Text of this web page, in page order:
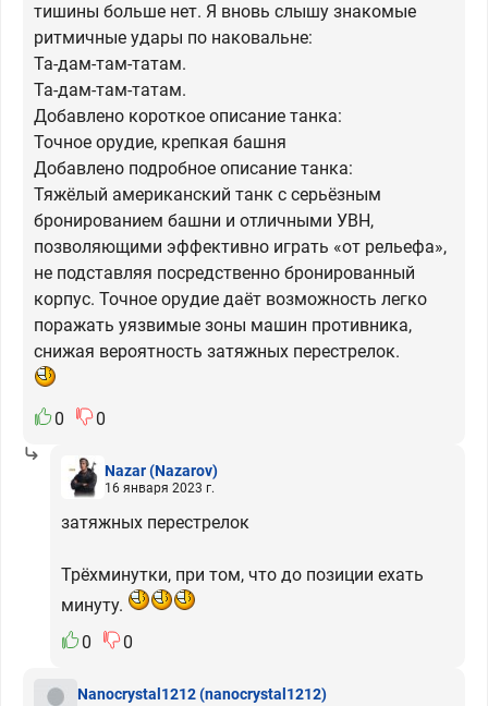
тишины больше нет. Я вновь слышу знакомые
ритмичные удары по наковальне:
Та-дам-там-татам.
Та-дам-там-татам.
Добавлено короткое описание танка:
Точное орудие, крепкая башня
Добавлено подробное описание танка:
Тяжёлый американский танк с серьёзным
бронированием башни и отличными УВН,
позволяющими эффективно играть «от рельефа»,
не подставляя посредственно бронированный
корпус. Точное орудие даёт возможность легко
поражать уязвимые зоны машин противника,
снижая вероятность затяжных перестрелок.
0 0
Nazar(Nazarov)
16 января 2023 г.
затяжных перестрелок
Трёхминутки, при том, что до позиции ехать
минуту.
0
0
Nanocrystal1212(nanocrystal1212)